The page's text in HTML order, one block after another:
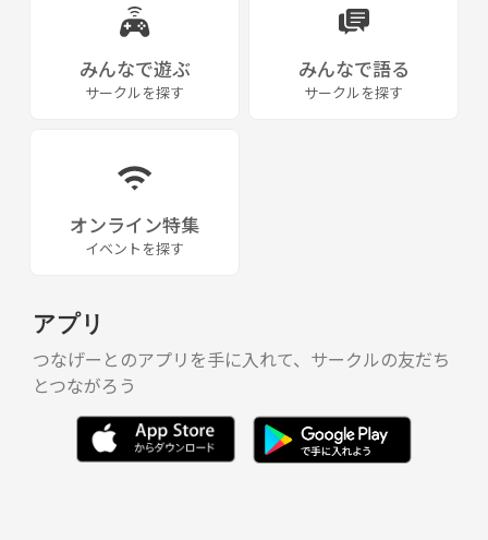
みんなで遊ぶ
サークルを探す
みんなで語る
サークルを探す
オンライン特集
イベントを探す
アプリ
つなげーとのアプリを手に入れて、サークルの友だち
とつながろう